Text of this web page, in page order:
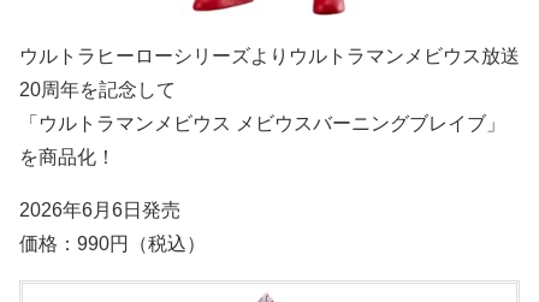
ウルトラヒーローシリーズよりウルトラマンメビウス放送
20周年を記念して
「ウルトラマンメビウス メビウスバーニングブレイブ」
を商品化！
2026年6月6日発売
価格：990円（税込）